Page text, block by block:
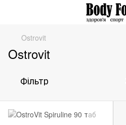
Ostrovit
Ostrovit
Фільтр